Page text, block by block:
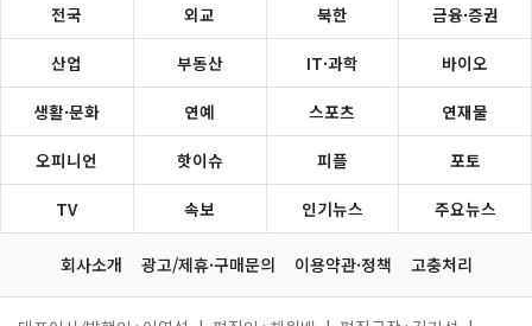
전국 외교 북한 금융·증권
산업 부동산 IT·과학 바이오
생활·문화 연예 스포츠 연재물
오피니언 핫이슈 피플 포토
TV 속보 인기뉴스 주요뉴스
회사소개 광고/제휴·구매문의 이용약관·정책 고충처리